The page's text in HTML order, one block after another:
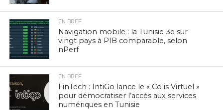
EN BREF
Navigation mobile : la Tunisie 3e sur
vingt pays à PIB comparable, selon
nPerf
EN BREF
FinTech : IntiGo lance le « Colis Virtuel »
pour démocratiser l’accès aux services
numériques en Tunisie